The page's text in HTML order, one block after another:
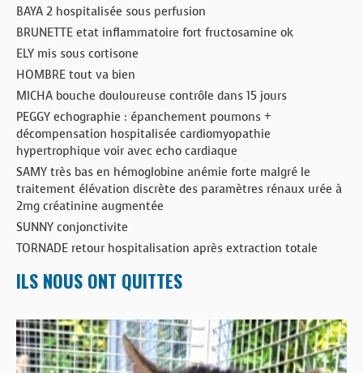
BAYA 2 hospitalisée sous perfusion
BRUNETTE etat inflammatoire fort fructosamine ok
ELY mis sous cortisone
HOMBRE tout va bien
MICHA bouche douloureuse contrôle dans 15 jours
PEGGY echographie : épanchement poumons +
décompensation hospitalisée cardiomyopathie
hypertrophique voir avec echo cardiaque
SAMY très bas en hémoglobine anémie forte malgré le
traitement élévation discrète des paramètres rénaux urée à
2mg créatinine augmentée
SUNNY conjonctivite
TORNADE retour hospitalisation après extraction totale
ILS NOUS ONT QUITTES